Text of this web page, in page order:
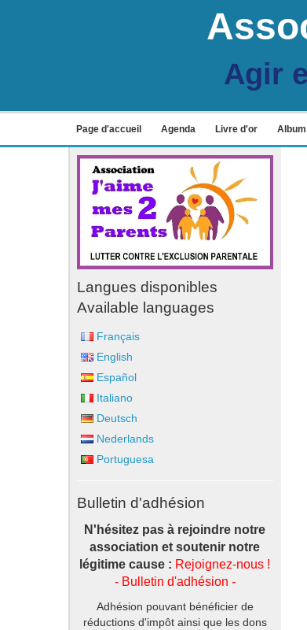
Agir
Page d'accueil Agenda Livre d'or Album
Langues disponibles
Available languages
Français
English
Español
Italiano
Deutsch
Nederlands
Portuguesa
Bulletin d'adhésion
N'hésitez pas à rejoindre notre
association et soutenir notre
légitime cause : Rejoignez-nous !
- Bulletin d'adhésion -
Adhésion pouvant bénéficier de
réductions d'impôt ainsi que les dons